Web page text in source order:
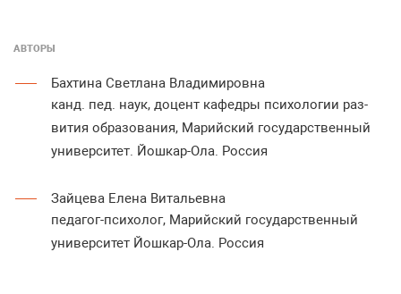
АВТОРЫ
Бахтина Светлана Владимировна
канд. пед. наук, доцент кафедры психологии раз-
вития образования, Марийский государственный
университет. Йошкар-Ола. Россия
Зайцева Елена Витальевна
педагог-психолог, Марийский государственный
университет Йошкар-Ола. Россия